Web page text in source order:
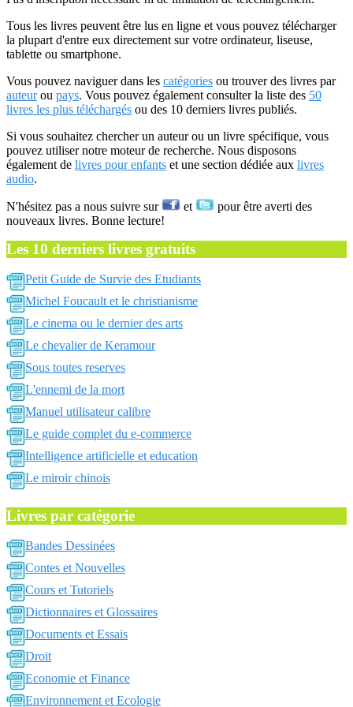
Tous les livres peuvent être lus en ligne et vous pouvez télécharger
la plupart d'entre eux directement sur votre ordinateur, liseuse,
tablette ou smartphone.
Vous pouvez naviguer dans les catégories ou trouver des livres par
auteurou pays. Vous pouvez également consulter la liste des 50
livres les plus téléchargés ou des 10 derniers livres publiés.
Si vous souhaitez chercher un auteur ou un livre spécifique, vous
pouvez utiliser notre moteur de recherche. Nous disposons
également de livres pour enfants et une section dédiée aux livres
audio.
N'hésitez pas a nous suivre sur et
pour être averti des
nouveaux livres. Bonne lecture!
Les 10 derniers livres gratuits
Petit Guide de Survie des Etudiants
Michel Foucault et le christianisme
Le cinema ou le dernier des arts
Le chevalier de Keramour
Sous toutes reserves
L'ennemi de la mort
Manuel utilisateur calibre
Le guide complet du e-commerce
Intelligence artificielle et education
Le miroir chinois
Livres par catégorie
Bandes Dessinées
Contes et Nouvelles
Cours et Tutoriels
Dictionnaires et Glossaires
Documents et Essais
Droit
Economie et Finance
Environnement et Ecologie